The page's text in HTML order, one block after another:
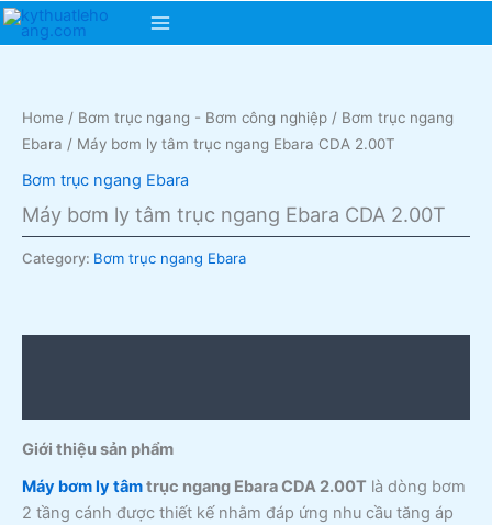
Skip
Main
Home / Bơm trục ngang - Bơm công nghiệp / Bơm trục ngang
Ebara / Máy bơm ly tâm trục ngang Ebara CDA 2.00T
Bơm trục ngang Ebara
Máy bơm ly tâm trục ngang Ebara CDA 2.00T
Category: Bơm trục ngang Ebara
Giới thiệu sản phẩm
Máy bơm ly tâmtrục ngang Ebara CDA 2.00T là dòng bơm
2 tầng cánh được thiết kế nhằm đáp ứng nhu cầu tăng áp